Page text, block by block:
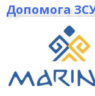
Допомога